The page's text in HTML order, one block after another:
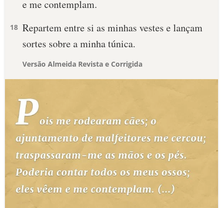
e me contemplam.
18 Repartem entre si as minhas vestes e lançam
sortes sobre a minha túnica.
Versão Almeida Revista e Corrigida